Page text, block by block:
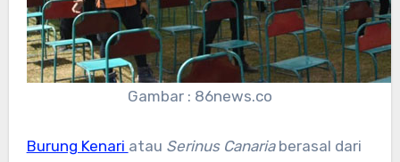
Gambar : 86news.co
Burung Kenari atau Serinus Canariaberasal dari